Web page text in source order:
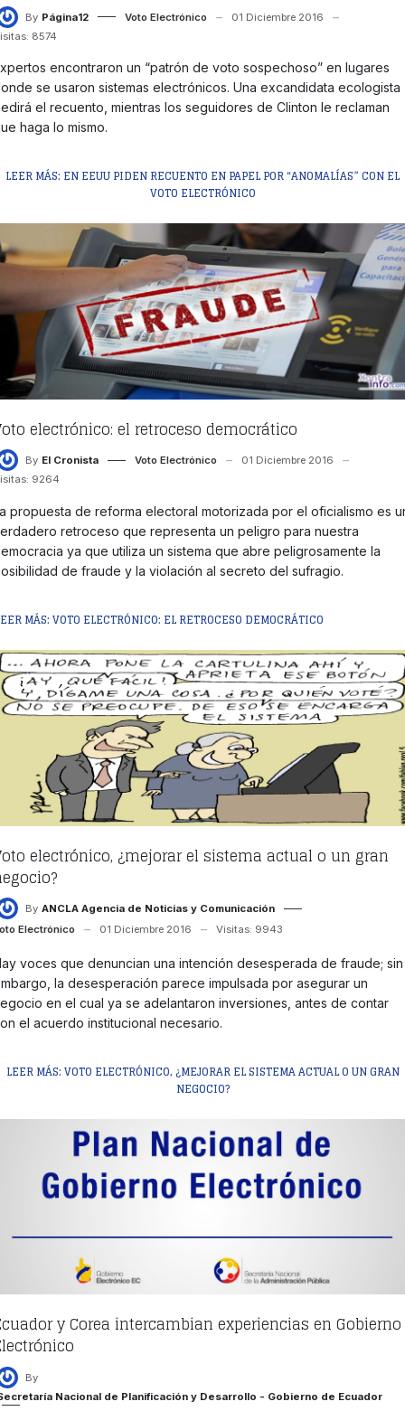
By Página12 Voto Electrónico
01 Diciembre 2016
8574
encontraron un “patrón de voto sospechoso” en lugares
se usaron sistemas electrónicos. Una excandidata ecologista
el recuento, mientras los seguidores de Clinton le reclaman
haga lo mismo.
LEER MÁS: EN EEUU PIDEN RECUENTO EN PAPEL POR “ANOMALÍAS” CON EL
VOTO ELECTRÓNICO
electrónico: el retroceso democrático
By El Cronista Voto Electrónico
01 Diciembre 2016
9264
propuesta de reforma electoral motorizada por el oficialismo es
retroceso que representa un peligro para nuestra
ya que utiliza un sistema que abre peligrosamente la
de fraude y la violación al secreto del sufragio.
MÁS: VOTO ELECTRÓNICO: EL RETROCESO DEMOCRÁTICO
electrónico, ¿mejorar el sistema actual o un gran
By ANCLA Agencia de Noticias y Comunicación
Electrónico
01 Diciembre 2016 Visitas: 9943
voces que denuncian una intención desesperada de fraude; sin
la desesperación parece impulsada por asegurar un
en el cual ya se adelantaron inversiones, antes de contar
el acuerdo institucional necesario.
LEER MÁS: VOTO ELECTRÓNICO, ¿MEJORAR EL SISTEMA ACTUAL O UN GRAN
NEGOCIO?
y Corea intercambian experiencias en Gobierno
By
Nacional de Planificación y Desarrollo - Gobierno de Ecuador